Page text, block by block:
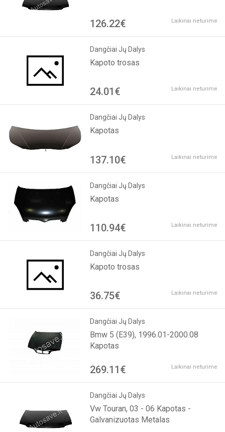
126.22€ Laikinai neturime
Dangčiai Jų Dalys
Kapoto trosas
24.01€ Laikinai neturime
Dangčiai Jų Dalys
Kapotas
137.10€ Laikinai neturime
Dangčiai Jų Dalys
Kapotas
110.94€ Laikinai neturime
Dangčiai Jų Dalys
Kapoto trosas
36.75€ Laikinai neturime
Dangčiai Jų Dalys
Bmw 5 (E39), 1996.01-2000.08
Kapotas
269.11€ Laikinai neturime
Dangčiai Jų Dalys
Vw Touran, 03 - 06 Kapotas -
Galvanizuotas Metalas